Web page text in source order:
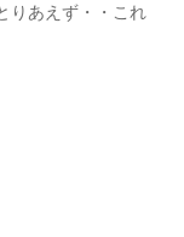
りあえず・・これ